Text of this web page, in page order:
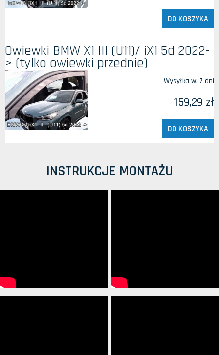
DO KOSZYKA
Owiewki BMW X1 III (U11)/ iX1 5d 2022-
> (tylko owiewki przednie)
Wysyłka w: 7 dni
159,29 zł
DO KOSZYKA
INSTRUKCJE MONTAŻU